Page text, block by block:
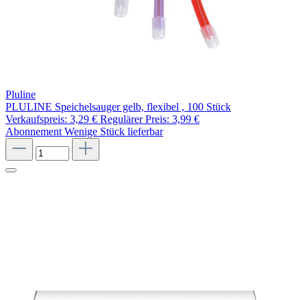
Pluline
PLULINE Speichelsauger gelb, flexibel , 100 Stück
Verkaufspreis: 3,29 € Regulärer Preis: 3,99 €
AbonnementWenige Stück lieferbar